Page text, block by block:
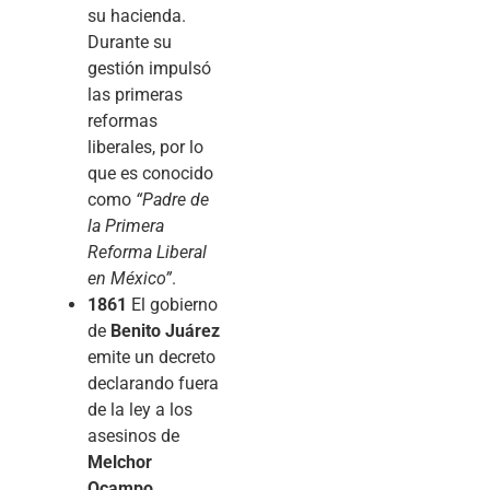
su hacienda.
Durante su
gestión impulsó
las primeras
reformas
liberales, por lo
que es conocido
como “Padre de
la Primera
Reforma Liberal
en México”.
1861 El gobierno
de Benito Juárez
emite un decreto
declarando fuera
de la ley a los
asesinos de
Melchor